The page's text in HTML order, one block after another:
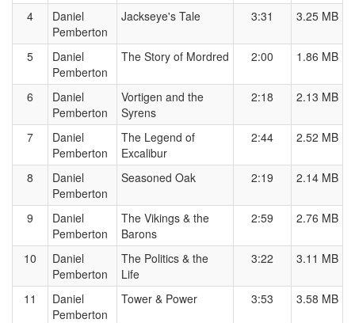
4
Daniel
Pemberton
Jackseye's Tale 3:31 3.25 MB
5
Daniel
Pemberton
The Story of Mordred 2:00 1.86 MB
6
Daniel
Pemberton
Vortigen and the
Syrens
2:18 2.13 MB
7
Daniel
Pemberton
The Legend of
Excalibur
2:44 2.52 MB
8
Daniel
Pemberton
Seasoned Oak 2:19 2.14 MB
9
Daniel
Pemberton
The Vikings & the
Barons
2:59 2.76 MB
10
Daniel
Pemberton
The Politics & the
Life
3:22 3.11 MB
11
Daniel
Pemberton
Tower & Power 3:53 3.58 MB